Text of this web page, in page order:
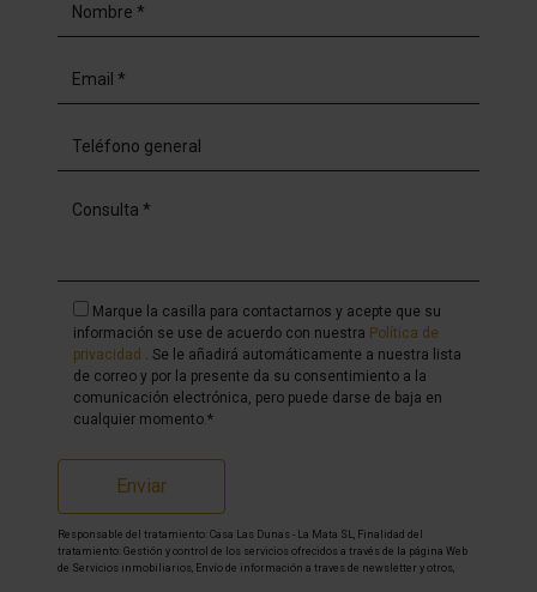
Marque la casilla para contactarnos y acepte que su
información se use de acuerdo con nuestra Política de
privacidad
. Se le añadirá automáticamente a nuestra lista
de correo y por la presente da su consentimiento a la
comunicación electrónica, pero puede darse de baja en
cualquier momento.*
Enviar
Responsable del tratamiento: Casa Las Dunas - La Mata SL, Finalidad del
tratamiento: Gestión y control de los servicios ofrecidos a través de la página Web
de Servicios inmobiliarios, Envío de información a traves de newsletter y otros,